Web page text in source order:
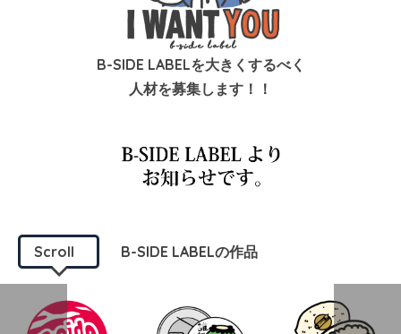
B-SIDE LABELを大きくするべく
人材を募集します！！
Scroll B-SIDE LABELの作品